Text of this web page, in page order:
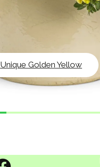
Unique Golden Yellow